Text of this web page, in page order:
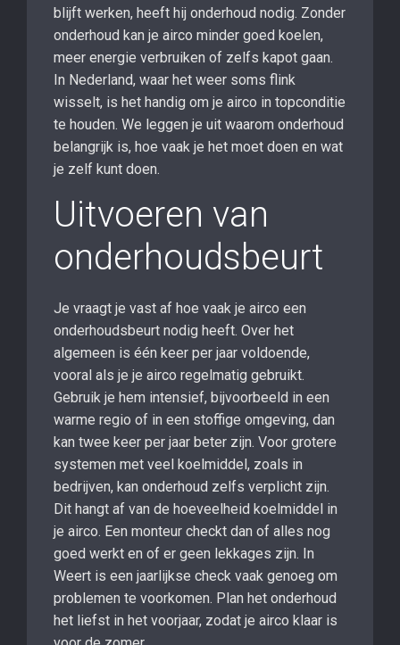
blijft werken, heeft hij onderhoud nodig. Zonder
onderhoud kan je airco minder goed koelen,
meer energie verbruiken of zelfs kapot gaan.
In Nederland, waar het weer soms flink
wisselt, is het handig om je airco in topconditie
te houden. We leggen je uit waarom onderhoud
belangrijk is, hoe vaak je het moet doen en wat
je zelf kunt doen.
Uitvoeren van
onderhoudsbeurt
Je vraagt je vast af hoe vaak je airco een
onderhoudsbeurt nodig heeft. Over het
algemeen is één keer per jaar voldoende,
vooral als je je airco regelmatig gebruikt.
Gebruik je hem intensief, bijvoorbeeld in een
warme regio of in een stoffige omgeving, dan
kan twee keer per jaar beter zijn. Voor grotere
systemen met veel koelmiddel, zoals in
bedrijven, kan onderhoud zelfs verplicht zijn.
Dit hangt af van de hoeveelheid koelmiddel in
je airco. Een monteur checkt dan of alles nog
goed werkt en of er geen lekkages zijn. In
Weert is een jaarlijkse check vaak genoeg om
problemen te voorkomen. Plan het onderhoud
het liefst in het voorjaar, zodat je airco klaar is